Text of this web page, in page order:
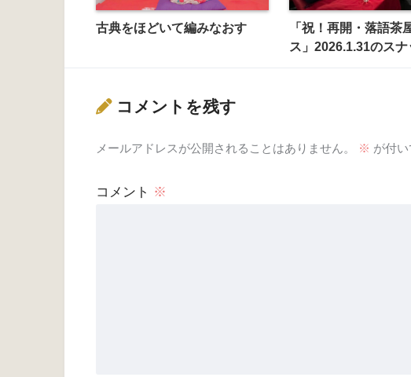
古典をほどいて編みなおす
「祝！再開・落語茶
ス」2026.1.31のスナ
コメントを残す
メールアドレスが公開されることはありません。 ※ が付
コメント ※